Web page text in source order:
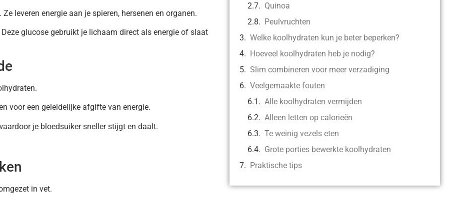
leveren energie aan je spieren, hersenen en organen.
glucose gebruikt je lichaam direct als energie of slaat
voor een geleidelijke afgifte van energie.
je bloedsuiker sneller stijgt en daalt.
in vet.
Quinoa
Peulvruchten
Welke koolhydraten kun je beter beperken?
Hoeveel koolhydraten heb je nodig?
Slim combineren voor meer verzadiging
Veelgemaakte fouten
Alle koolhydraten vermijden
Alleen letten op calorieën
Te weinig vezels eten
Grote porties bewerkte koolhydraten
Praktische tips